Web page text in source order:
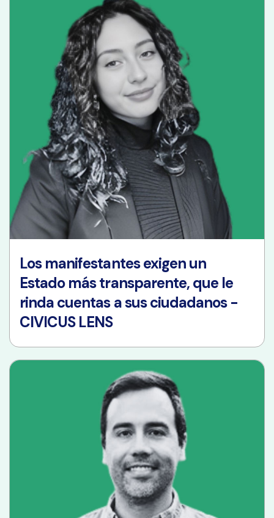
Los manifestantes exigen un
Estado más transparente, que le
rinda cuentas a sus ciudadanos -
CIVICUS LENS